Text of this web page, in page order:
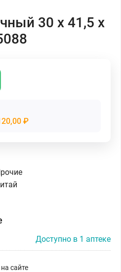
30 х 41,5 х
₽
Доступно в 1 аптеке
сайте